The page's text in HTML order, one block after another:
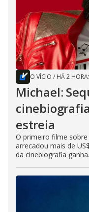
O VÍCIO / HÁ 2
Michael:
estreia
O primeiro filme sobre
arrecadou mais de
da cinebiografia